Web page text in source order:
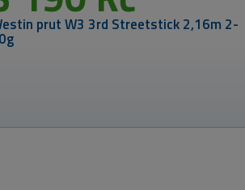
Pouzdro W4 Wallet Fold Plus
Black